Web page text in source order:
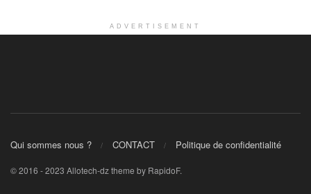
ADVERTISEMENT
Qui sommes nous ? CONTACT Politique de confidentialité
© 2016 - 2023 Allotech-dz theme by RapidoF.